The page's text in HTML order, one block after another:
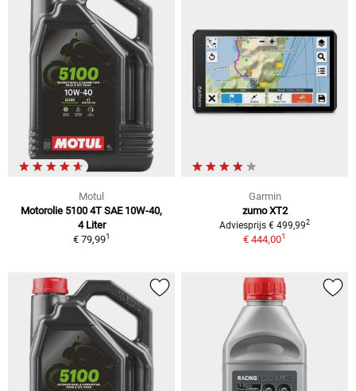
Motul
Motorolie 5100 4T SAE 10W-40,
4 Liter
€ 79,991
Garmin
zumo XT2
Adviesprijs € 499,992
€ 444,001